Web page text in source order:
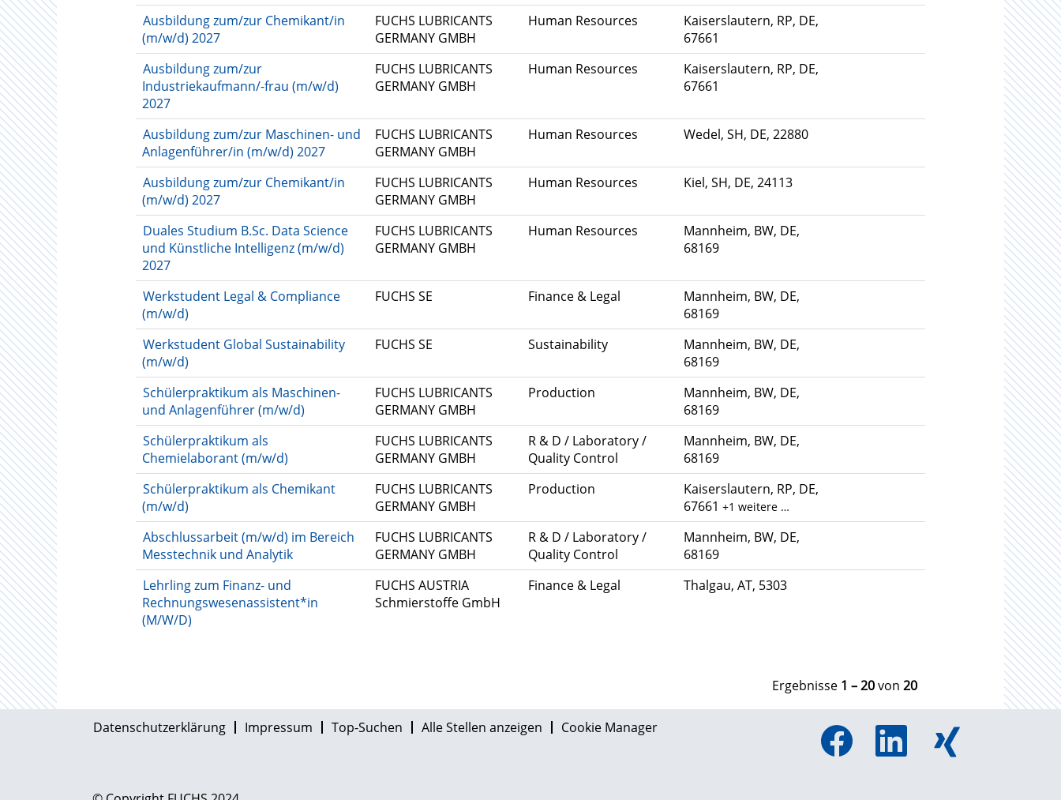
Ausbildung zum/zur Chemikant/in
(m/w/d) 2027
FUCHS LUBRICANTS
GERMANY GMBH
Human Resources
Kaiserslautern, RP, DE,
67661
Ausbildung zum/zur
Industriekaufmann/-frau (m/w/d)
2027
FUCHS LUBRICANTS
GERMANY GMBH
Human Resources
Kaiserslautern, RP, DE,
67661
Ausbildung zum/zur Maschinen- und
Anlagenführer/in (m/w/d) 2027
FUCHS LUBRICANTS
GERMANY GMBH
Human Resources Wedel, SH, DE, 22880
Ausbildung zum/zur Chemikant/in
(m/w/d) 2027
FUCHS LUBRICANTS
GERMANY GMBH
Human Resources Kiel, SH, DE, 24113
Duales Studium B.Sc. Data Science
und Künstliche Intelligenz (m/w/d)
2027
FUCHS LUBRICANTS
GERMANY GMBH
Human Resources
Mannheim, BW, DE,
68169
Werkstudent Legal & Compliance
(m/w/d)
FUCHS SE Finance & Legal
Mannheim, BW, DE,
68169
Werkstudent Global Sustainability
(m/w/d)
FUCHS SE Sustainability
Mannheim, BW, DE,
68169
Schülerpraktikum als Maschinen-
und Anlagenführer (m/w/d)
FUCHS LUBRICANTS
GERMANY GMBH
Production
Mannheim, BW, DE,
68169
Schülerpraktikum als
Chemielaborant (m/w/d)
FUCHS LUBRICANTS
GERMANY GMBH
R & D / Laboratory /
Quality Control
Mannheim, BW, DE,
68169
Schülerpraktikum als Chemikant
(m/w/d)
FUCHS LUBRICANTS
GERMANY GMBH
Production
Kaiserslautern, RP, DE,
67661 +1 weitere …
Abschlussarbeit (m/w/d) im Bereich
Messtechnik und Analytik
FUCHS LUBRICANTS
GERMANY GMBH
R & D / Laboratory /
Quality Control
Mannheim, BW, DE,
68169
Lehrling zum Finanz- und
Rechnungswesenassistent*in
(M/W/D)
FUCHS AUSTRIA
Schmierstoffe GmbH
Finance & Legal Thalgau, AT, 5303
Ergebnisse 1 – 20von 20
Datenschutzerklärung Impressum Top-Suchen Alle Stellen anzeigen Cookie Manager W
r
W
r